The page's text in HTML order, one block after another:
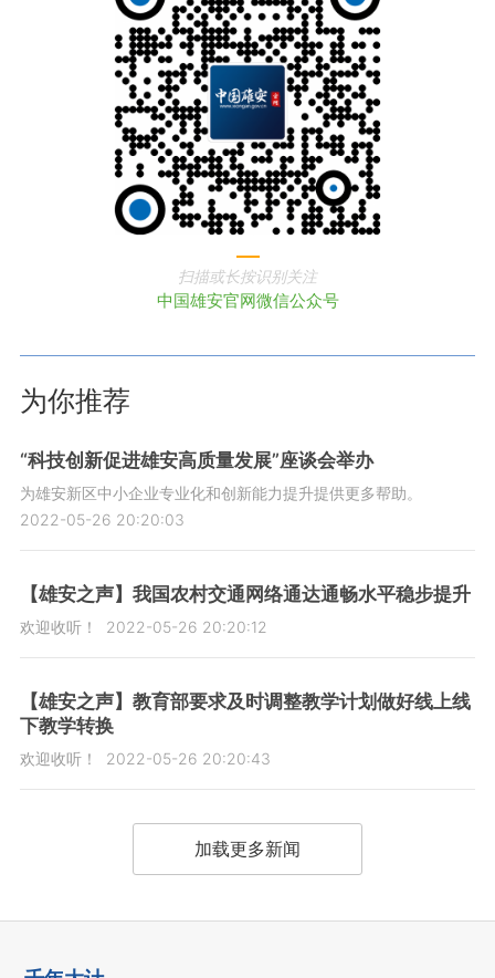
扫描或长按识别关注
中国雄安官网微信公众号
为你推荐
“科技创新促进雄安高质量发展”座谈会举办
为雄安新区中小企业专业化和创新能力提升提供更多帮助。
2022-05-26 20:20:03
【雄安之声】我国农村交通网络通达通畅水平稳步提升
欢迎收听！ 2022-05-26 20:20:12
【雄安之声】教育部要求及时调整教学计划做好线上线
下教学转换
欢迎收听！ 2022-05-26 20:20:43
加载更多新闻